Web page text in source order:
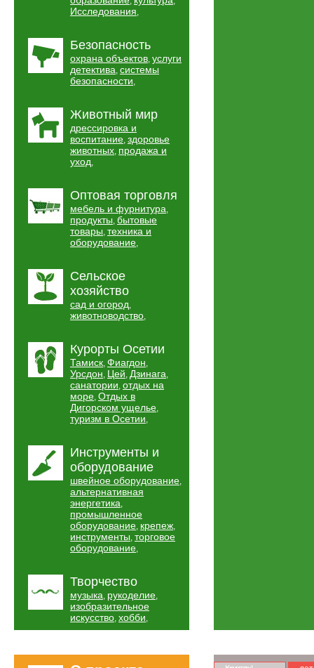
Исследования,
Безопасность
охрана объектов, услуги
детектива, системы
безопасности,
Животный мир
дрессировка и
воспитание, здоровье
животных, продажа и
уход,
Оптовая торговля
мебель и фурнитура,
продукты, бытовые
товары, техника и
оборудование,
Сельское
хозяйство
сад и огород,
животноводство,
Курорты Осетии
Тамиск, Фиагдон,
Урсдон, Цей, Дзинага,
санатории, отдых на
море, Отдых в
Дигорском ущелье,
туризм в Осетии,
Инструменты и
оборудование
швейное оборудование,
альтернативная
энергетика,
промышленное
оборудование, крепеж,
инструменты, торговое
оборудование,
Творчество
музыка, рукоделие,
изобразительное
искусство, хобби,